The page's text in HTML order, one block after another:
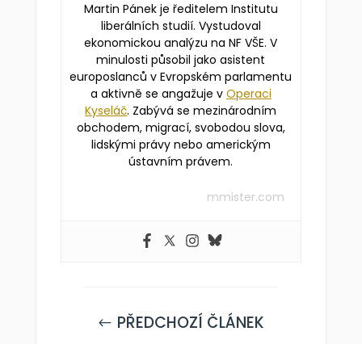
Martin Pánek je ředitelem Institutu
liberálních studií. Vystudoval
ekonomickou analýzu na NF VŠE. V
minulosti působil jako asistent
europoslanců v Evropském parlamentu
a aktivně se angažuje v Operaci
Kyseláč. Zabývá se mezinárodním
obchodem, migrací, svobodou slova,
lidskými právy nebo americkým
ústavním právem.
mmister.com
# PŘEDCHOZÍ ČLÁNEK